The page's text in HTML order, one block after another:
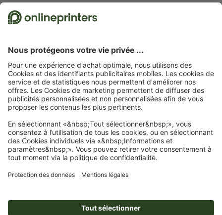
10.06.2026de Mickaël FROMEYER 30.03.2026de Christopher
l'authenticité des évaluations.
Page d'accueil Affiches Affiches écologiques & naturelles
Affiches
écologiques & naturels, A2, impression recto seul
À propos de nous
Abonnez-vous à notre newsletter et profitez d'une remise de
15 %